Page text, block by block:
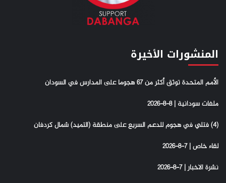
المنشورات الأخيرة
الأمم المتحدة توثق أكثر من 67 هجوما على المدارس في السودان
ملفات سودانية | 8-8-2026
(4) فتلي في هجوم للدعم السريع على منطقة (التميد) شمال كردفان
لقاء خاص | 7-8-2026
نشرة الاخبار | 7-8-2026